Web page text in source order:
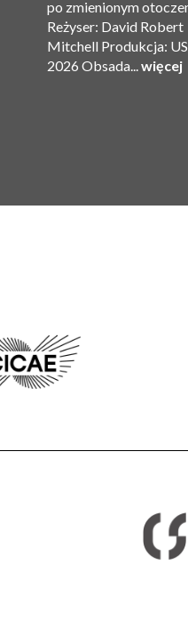
po zmienionym
Reżyser: David Robert
Mitchell Produkcja:
2026 Obsada...więcej